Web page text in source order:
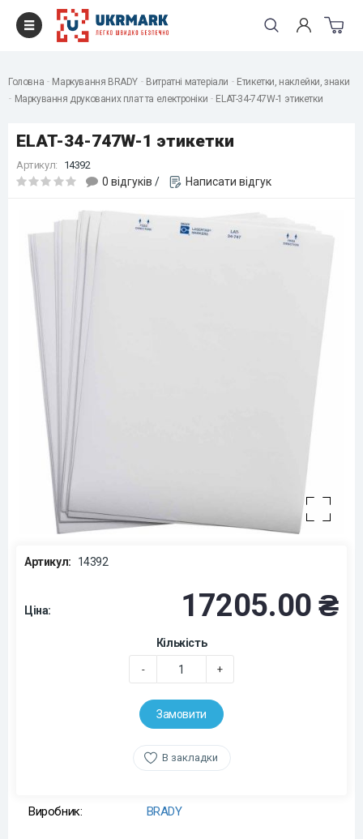
Головна Маркування BRADY Витратні матеріали
Етикетки, наклейки, знаки
Маркування друкованих плат та електроніки
ELAT-34-747W-1 этикетки
ELAT-34-747W-1 этикетки
Артикул: 14392
0 відгуків / Написати відгук
Артикул: 14392
Ціна: 17205.00 ₴
Кількість
- +
Замовити
В закладки
Виробник: BRADY